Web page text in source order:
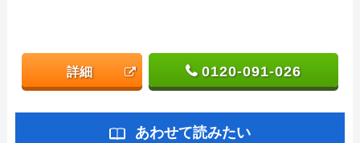
詳細 0120-091-026
あわせて読みたい